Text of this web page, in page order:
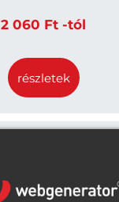
2 060 Ft -tól
részletek